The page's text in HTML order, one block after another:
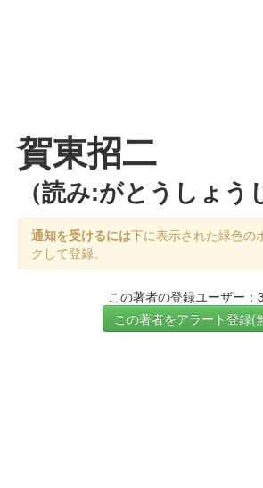
賀東招二
（読み:がとうしょう
通知を受けるには下に表示された緑色の
クして登録。
この著者の登録ユーザー：
この著者をアラート登録(